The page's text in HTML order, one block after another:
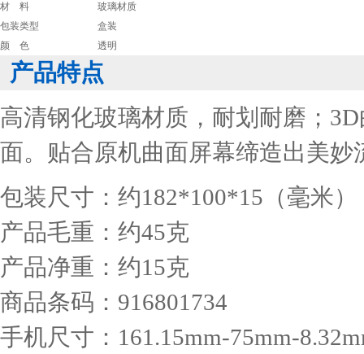
材 料
玻璃材质
包装类型
盒装
颜 色
透明
产品特点
高清钢化玻璃材质，耐划耐磨；
面。贴合原机曲面屏幕缔造出美
包装尺寸：约182*100*15（毫米）
产品毛重：约45克
产品净重：约15克
商品条码：916801734
手机尺寸：161.15mm-75mm-